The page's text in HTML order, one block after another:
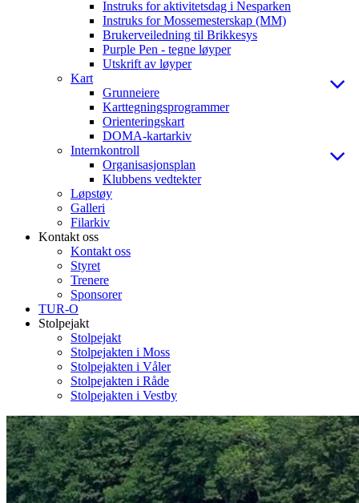
Instruks for aktivitetsdag i Nesparken
Instruks for Mossemesterskap (MM)
Brukerveiledning til Brikkesys
Purple Pen - tegne løyper
Utskrift av løyper
Kart
Grunneiere
Karttegningsprogrammer
Orienteringskart
DOMA-kartarkiv
Internkontroll
Organisasjonsplan
Klubbens vedtekter
Løpstøy
Galleri
Filarkiv
Kontakt oss
Kontakt oss
Styret
Trenere
Sponsorer
TUR-O
Stolpejakt
Stolpejakt
Stolpejakten i Moss
Stolpejakten i Våler
Stolpejakten i Råde
Stolpejakten i Vestby